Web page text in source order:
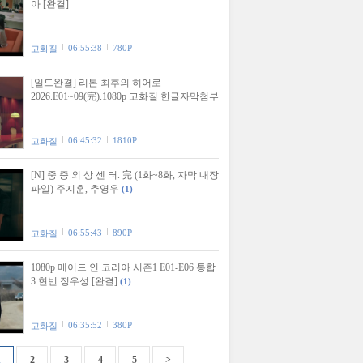
아 [완결]
고화질 06:55:38 780P
[일드완결] 리본 최후의 히어로
2026.E01~09(完).1080p 고화질 한글자막첨부
고화질 06:45:32 1810P
[N] 중 증 외 상 센 터. 完 (1화~8화, 자막 내장
파일) 주지훈, 추영우 (1)
고화질 06:55:43 890P
1080p 메이드 인 코리아 시즌1 E01-E06 통합
3 현빈 정우성 [완결] (1)
고화질 06:35:52 380P
2 3 4 5 >